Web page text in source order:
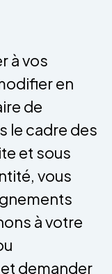
à vos
en
de
le cadre des
et sous
vous
à votre
demander